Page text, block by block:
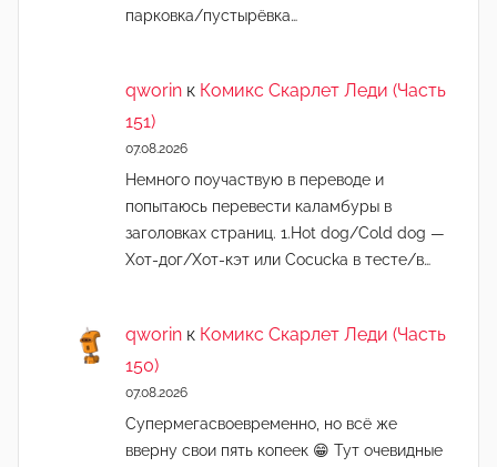
парковка/пустырёвка…
qworin к Комикс Скарлет Леди (Часть
151)
07.08.2026
Немного поучаствую в переводе и
попытаюсь перевести каламбуры в
заголовках страниц. 1.Hot dog/Cold dog —
Хот-дог/Хот-кэт или Cocucka в тесте/в…
qworin к Комикс Скарлет Леди (Часть
150)
07.08.2026
Супермегасвоевременно, но всё же
вверну свои пять копеек 😁 Тут очевидные